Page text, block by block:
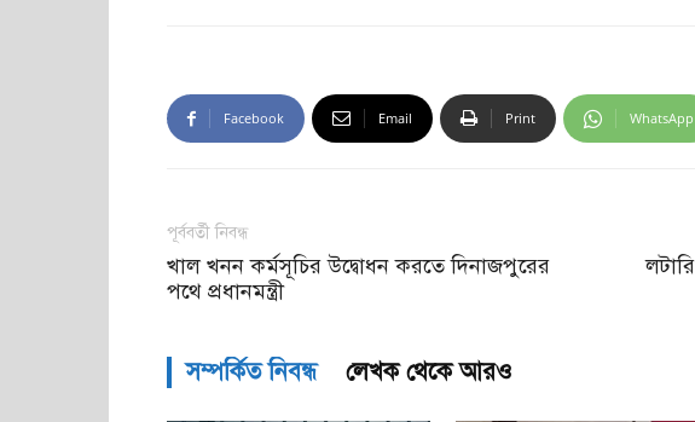
Facebook Email Print WhatsApp
পূর্ববর্তী নিবন্ধ
খাল খনন কর্মসূচির উদ্বোধন করতে দিনাজপুরের
পথে প্রধানমন্ত্রী
সম্পর্কিত নিবন্ধ লেখক থেকে আরও